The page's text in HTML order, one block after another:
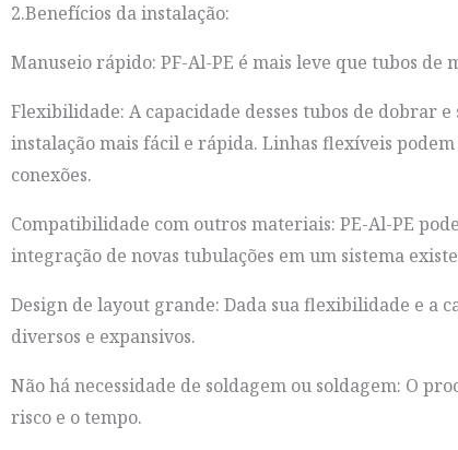
2.Benefícios da instalação:
Manuseio rápido: PF-Al-PE é mais leve que tubos
Flexibilidade: A capacidade desses tubos de dobrar
instalação mais fácil e rápida. Linhas flexíveis
conexões.
Compatibilidade com outros materiais: PE-Al-PE
integração de novas tubulações em um sistema
Design de layout grande: Dada sua flexibilidade e a
diversos e expansivos.
Não há necessidade de soldagem ou soldagem: O
risco e o tempo.